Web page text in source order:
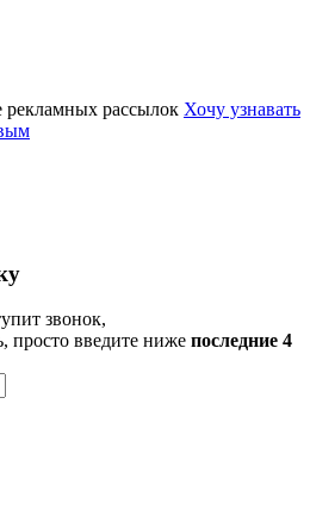
рассылок Хочу узнавать
звонок,
просто введите ниже последние 4